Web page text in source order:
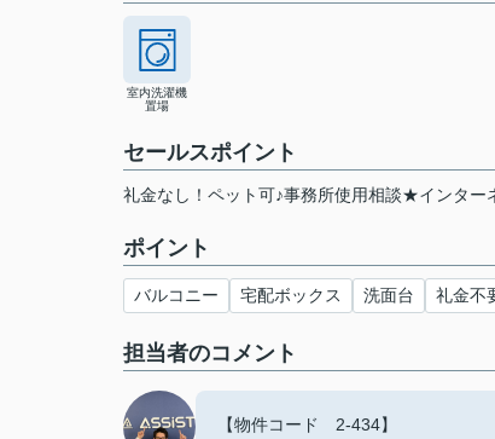
室内洗濯機
置場
セールスポイント
礼金なし！ペット可♪事務所使用相談★インター
ポイント
バルコニー 宅配ボックス 洗面台 礼金不
担当者のコメント
【物件コード 2-434】